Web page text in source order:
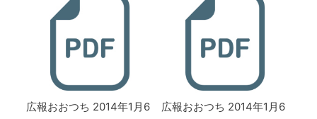
広報おおつち 2014年1月6
広報おおつち 2014年1月6